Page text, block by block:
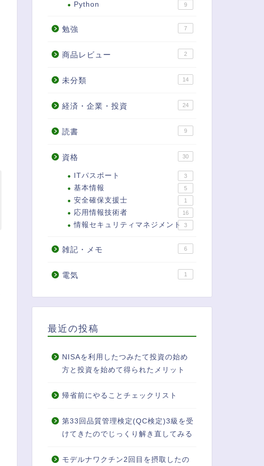
Python 9
勉強 7
商品レビュー 2
未分類 14
経済・企業・投資 24
読書 9
資格 30
ITパスポート 3
基本情報 5
安全確保支援士 1
応用情報技術者 16
情報セキュリティマネジメント 3
雑記・メモ 6
電気 1
最近の投稿
NISAを利用したつみたて投資の始め
方と投資を始めて得られたメリット
帰省前にやることチェックリスト
第33回品質管理検定(QC検定)3級を受
けてきたのでじっくり解き直してみる
モデルナワクチン2回目を摂取したの